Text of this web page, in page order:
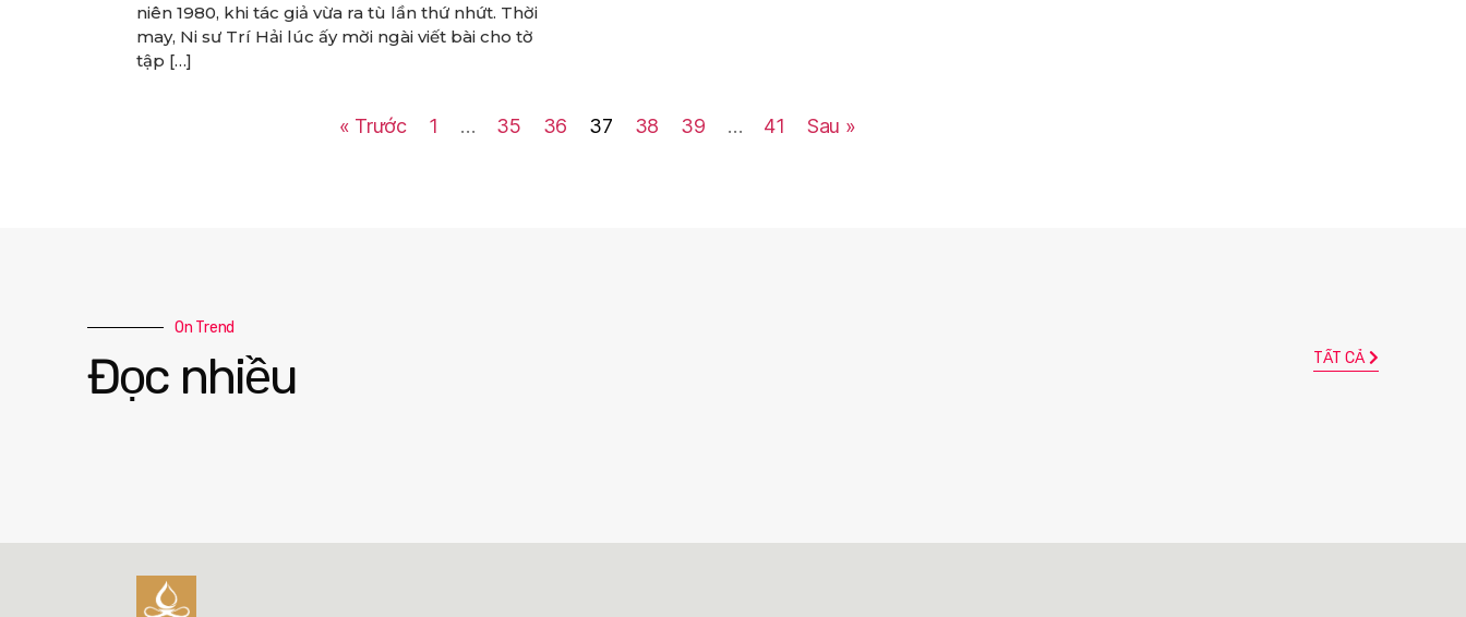
niên 1980, khi tác giả vừa ra tù lần thứ nhứt. Thời
may, Ni sư Trí Hải lúc ấy mời ngài viết bài cho tờ
tập […]
« Trước 1 … 35 36 37 38 39 … 41 Sau »
On Trend
Đọc nhiều TẤT CẢ